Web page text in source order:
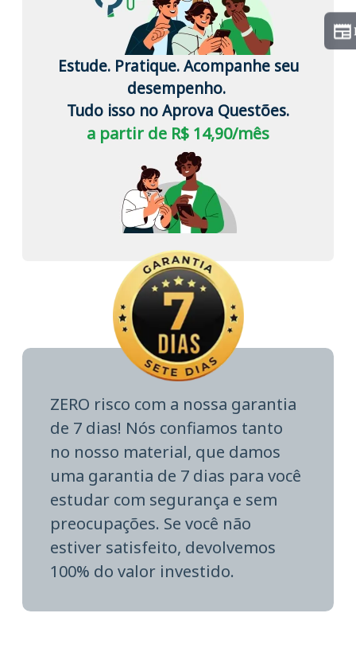
Estude. Pratique. Acompanhe seu
desempenho.
Tudo isso no Aprova Questões.
a partir de R$ 14,90/mês
ZERO risco com a nossa garantia
de 7 dias! Nós confiamos tanto
no nosso material, que damos
uma garantia de 7 dias para você
estudar com segurança e sem
preocupações. Se você não
estiver satisfeito, devolvemos
100% do valor investido.